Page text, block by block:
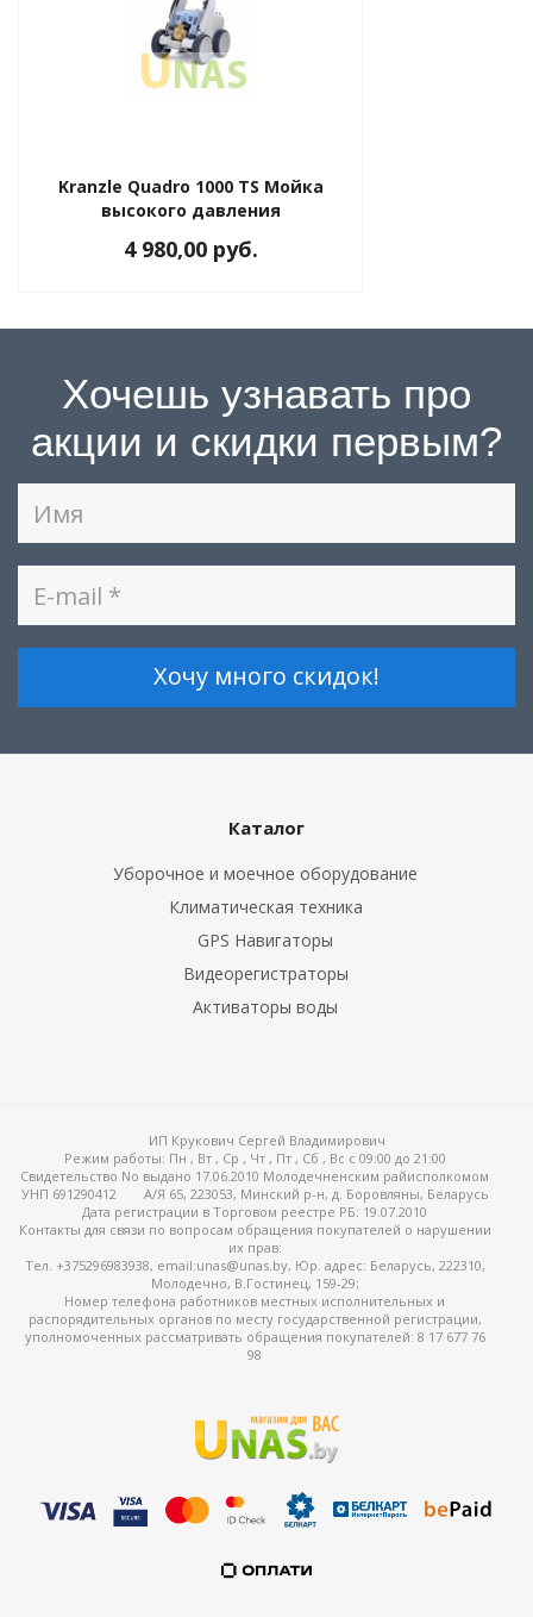
Kranzle Quadro 1000 TS Мойка
высокого давления
4 980,00 руб.
Хочешь узнавать про
акции и скидки первым?
Каталог
Уборочное и моечное оборудование
Климатическая техника
GPS Навигаторы
Видеорегистраторы
Активаторы воды
ИП Крукович Сергей Владимирович
Режим работы: Пн , Вт , Ср , Чт , Пт , Сб , Вс c 09:00 до 21:00
Свидетельство No выдано 17.06.2010 Молодечненским райисполкомом
УНП 691290412
А/Я 65, 223053, Минский р-н, д. Боровляны, Беларусь
Дата регистрации в Торговом реестре РБ: 19.07.2010
Контакты для связи по вопросам обращения покупателей о нарушении
их прав:
Тел. +375296983938, email:unas@unas.by, Юр. адрес: Беларусь, 222310,
Молодечно, В.Гостинец, 159-29;
Номер телефона работников местных исполнительных и
распорядительных органов по месту государственной регистрации,
уполномоченных рассматривать обращения покупателей: 8 17 677 76
98